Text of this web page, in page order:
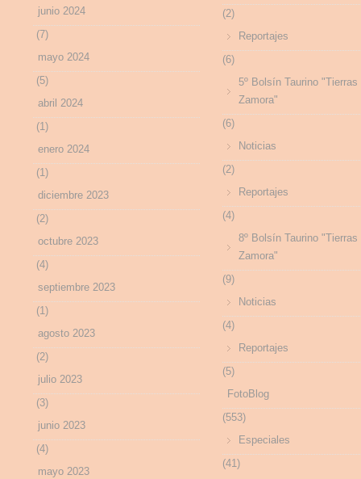
junio 2024
(7)
mayo 2024
(5)
abril 2024
(1)
enero 2024
(1)
diciembre 2023
(2)
octubre 2023
(4)
septiembre 2023
(1)
agosto 2023
(2)
julio 2023
(3)
junio 2023
(4)
mayo 2023
(2)
Reportajes
(6)
5º Bolsín Taurino "Tierras
Zamora"
(6)
Noticias
(2)
Reportajes
(4)
8º Bolsín Taurino "Tierras
Zamora"
(9)
Noticias
(4)
Reportajes
(5)
FotoBlog
(553)
Especiales
(41)